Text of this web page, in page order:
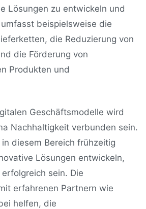
Lösungen zu entwickeln und
beispielsweise die
die Reduzierung von
die Förderung von
Produkten und
Geschäftsmodelle wird
Nachhaltigkeit verbunden sein.
diesem Bereich frühzeitig
Lösungen entwickeln,
sein. Die
erfahrenen Partnern wie
helfen, die